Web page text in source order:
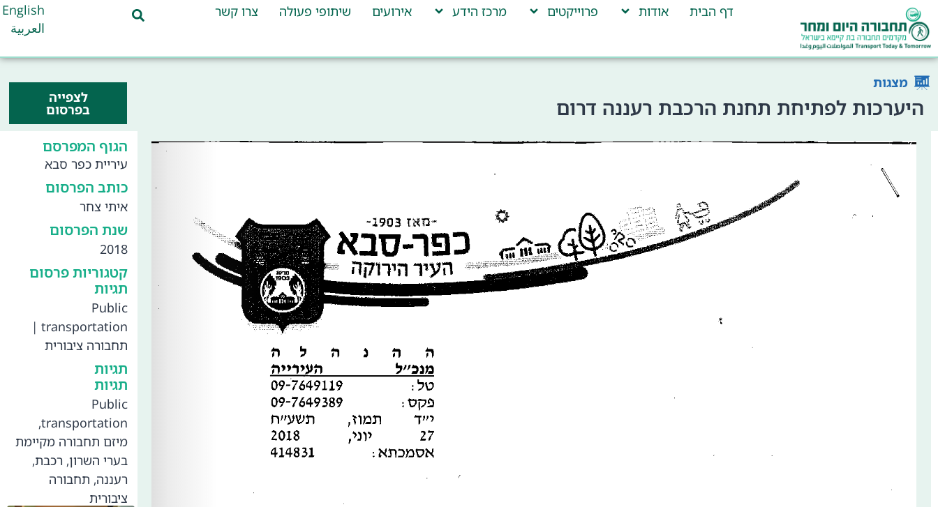
דף הבית אודות פרוייקטים מרכז הידע אירועים שיתופי פעולה צרו קשר
English
العربية
מצגות
היערכות לפתיחת תחנת הרכבת רעננה דרום לצפייה
בפרסום
הגוף המפרסם
עיריית כפר סבא
כותב הפרסום
איתי צחר
שנת הפרסום
2018
קטגוריות פרסום
תגיות
Public
transportation
|
תחבורה ציבורית
תגיות
תגיות
Public
transportation
,
מיזם תחבורה מקיימת
בערי השרון, רכבת,
רעננה, תחבורה
ציבורית